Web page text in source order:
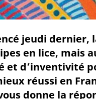
jeudi
en lice, mais
et d’inventivité
réussi en
donne la